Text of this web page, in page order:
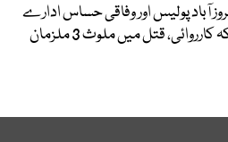
آباد پولیس اور وفاقی حساس ادارے
کی مشترکہ کارروائی، قتل میں ملوث 3 ملزمان